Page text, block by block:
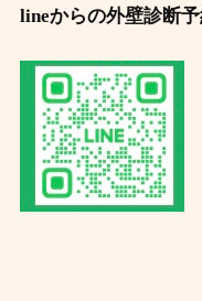
lineからの外壁診断